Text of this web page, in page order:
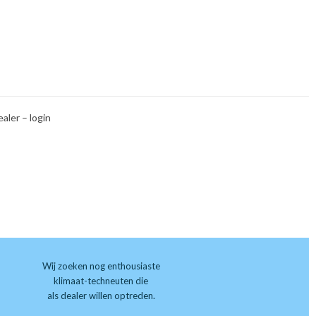
– login
Wij zoeken nog enthousiaste
klimaat-techneuten die
als dealer willen optreden.